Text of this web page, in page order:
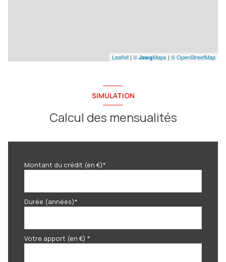
Leaflet | © JawgMaps | © OpenStreetMap
SIMULATION
Calcul des mensualités
Montant du crédit (en €)*
Durée (années)*
Votre apport (en €) *